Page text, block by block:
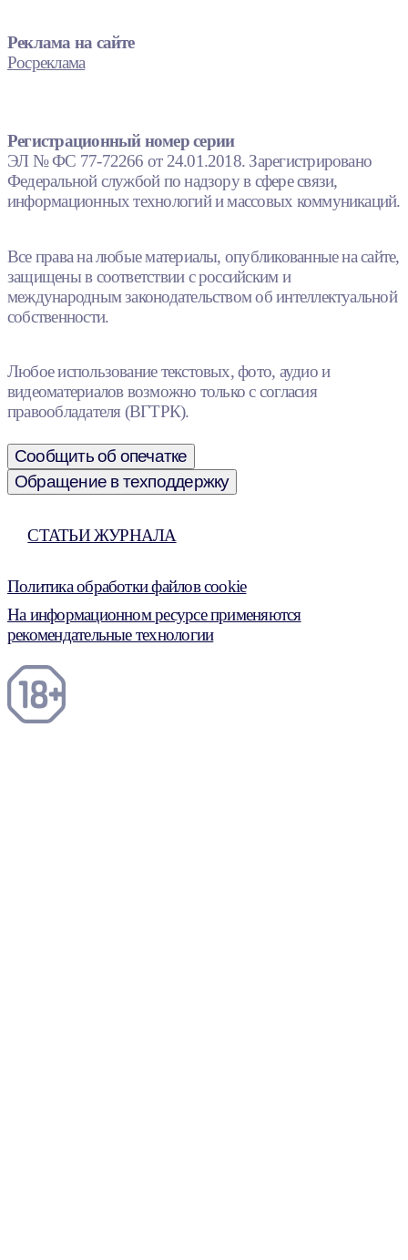
Реклама на сайте
Росреклама
Регистрационный номер серии
ЭЛ № ФС 77-72266 от 24.01.2018. Зарегистрировано
Федеральной службой по надзору в сфере связи,
информационных технологий и массовых коммуникаций.
Все права на любые материалы, опубликованные на сайте,
защищены в соответствии с российским и
международным законодательством об интеллектуальной
собственности.
Любое использование текстовых, фото, аудио и
видеоматериалов возможно только с согласия
правообладателя (ВГТРК).
Сообщить об опечатке
Обращение в техподдержку
СТАТЬИ ЖУРНАЛА
Политика обработки файлов cookie
На информационном ресурсе применяются
рекомендательные технологии